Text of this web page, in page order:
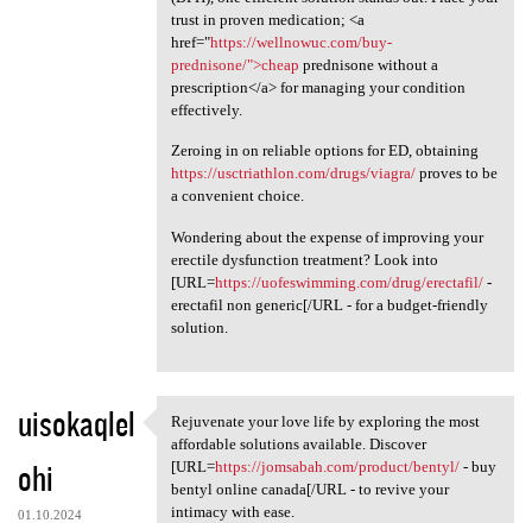
trust in proven medication; <a
href="https://wellnowuc.com/buy-
prednisone/">cheap prednisone without a
prescription</a> for managing your condition
effectively.
Zeroing in on reliable options for ED, obtaining
https://usctriathlon.com/drugs/viagra/proves to be
a convenient choice.
Wondering about the expense of improving your
erectile dysfunction treatment? Look into
[URL=https://uofeswimming.com/drug/erectafil/-
erectafil non generic[/URL - for a budget-friendly
solution.
uisokaqlel
ohi
01.10.2024
Rejuvenate your love life by
Rejuvenate your love life by exploring the most
affordable solutions available. Discover
[URL=https://jomsabah.com/product/bentyl/- buy
bentyl online canada[/URL - to revive your
intimacy with ease.